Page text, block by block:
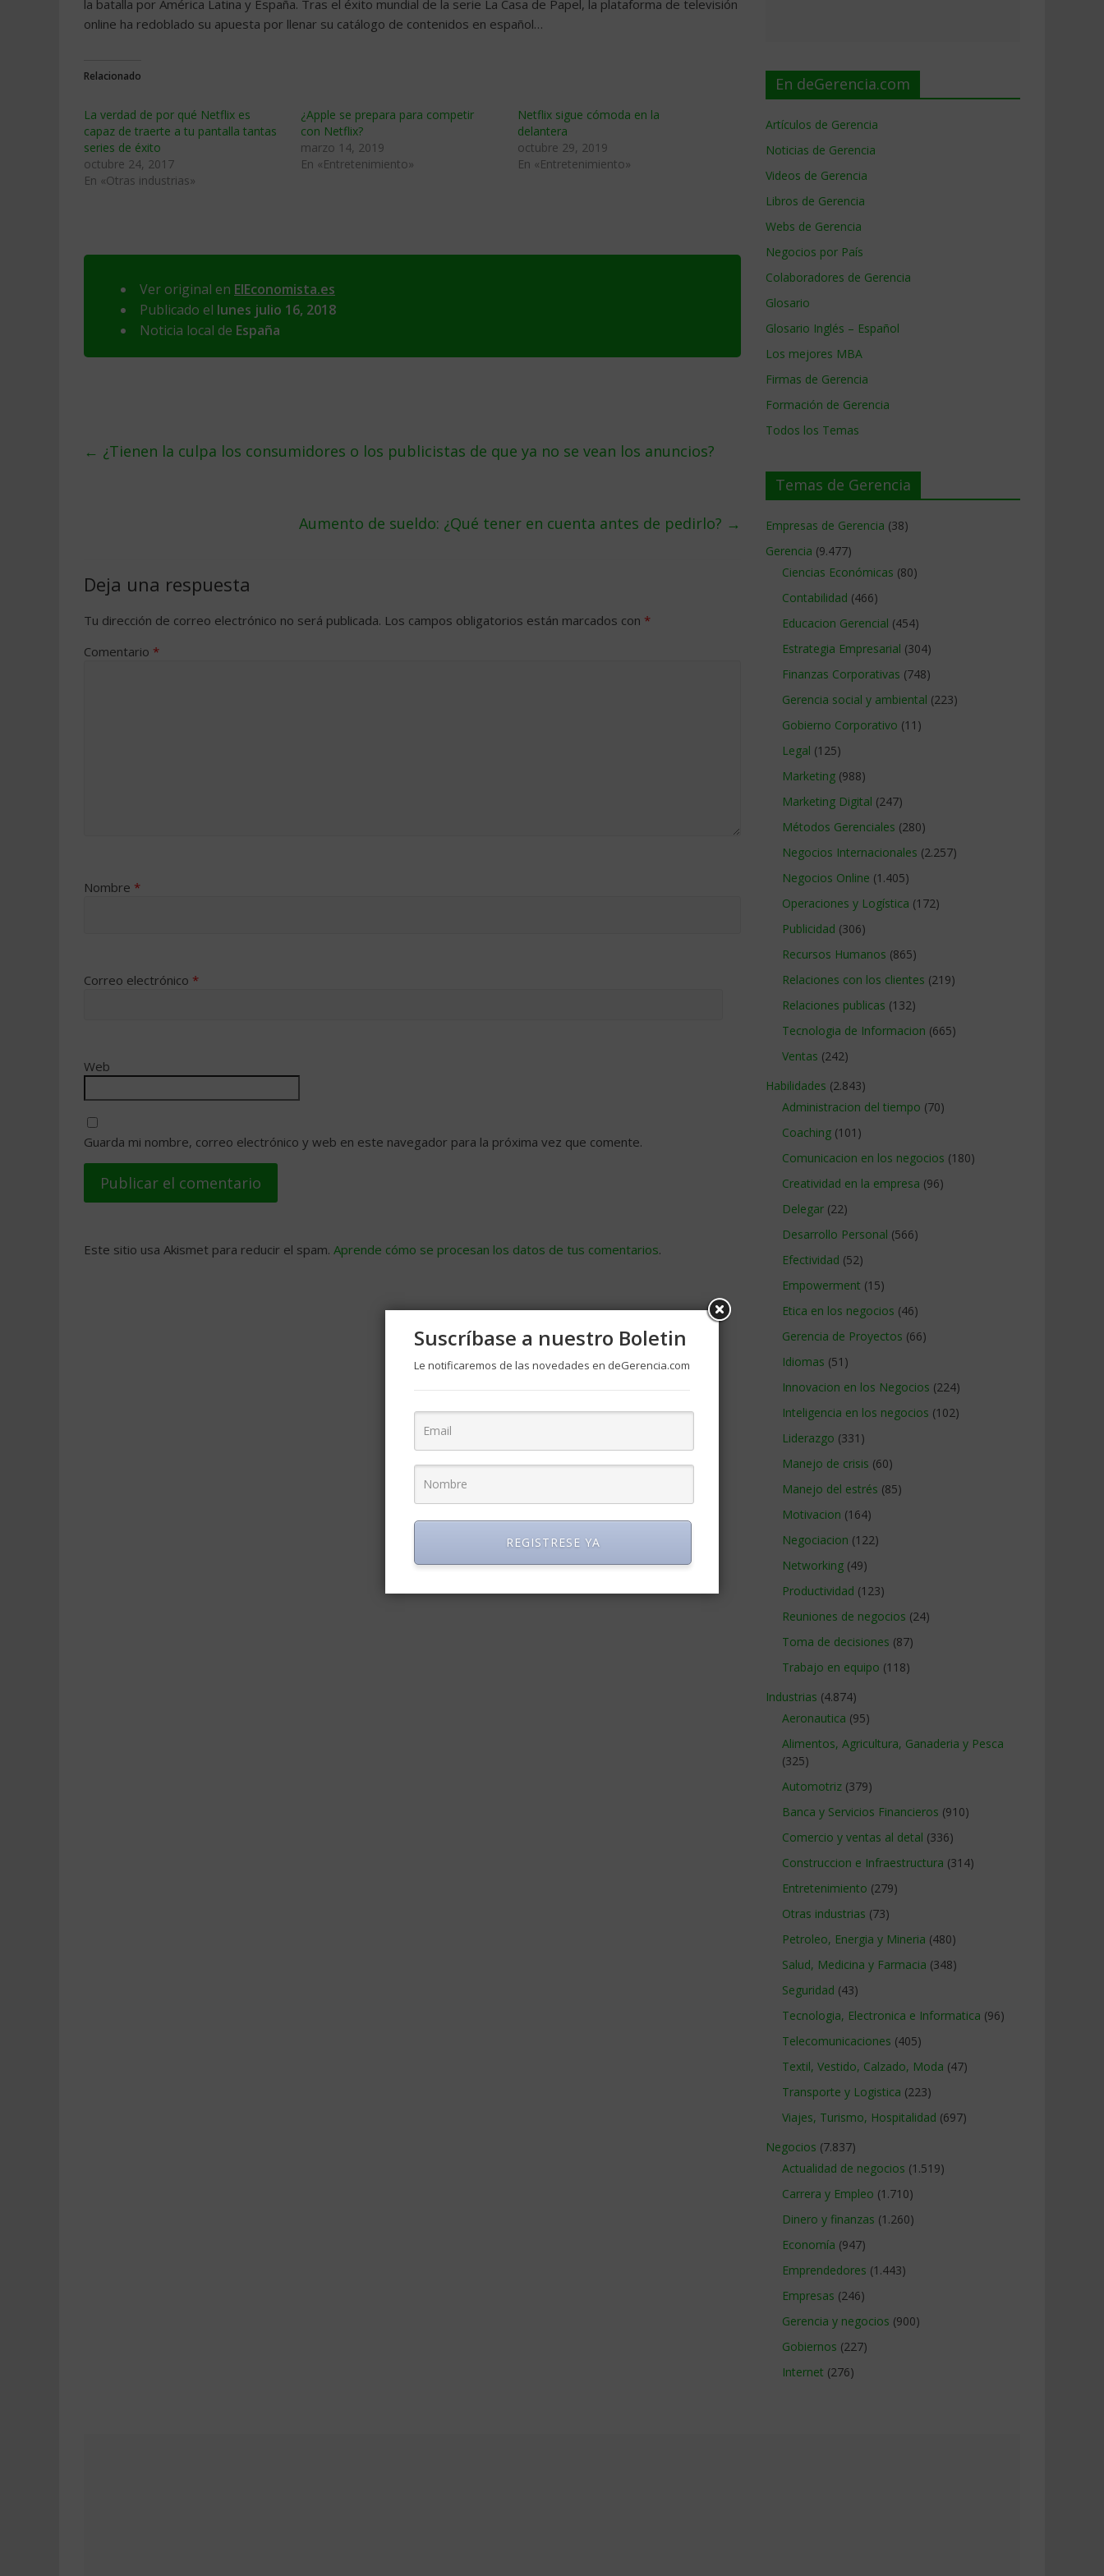
la batalla por América Latina y España. Tras el éxito mundial de la serie La Casa de Papel, la plataforma de televisión
online ha redoblado su apuesta por llenar su catálogo de contenidos en español…
Relacionado
La verdad de por qué Netflix es
capaz de traerte a tu pantalla tantas
series de éxito
octubre 24, 2017
En «Otras industrias»
¿Apple se prepara para competir
con Netflix?
marzo 14, 2019
En «Entretenimiento»
Netflix sigue cómoda en la
delantera
octubre 29, 2019
En «Entretenimiento»
Ver original en ElEconomista.es
Publicado el lunes julio 16, 2018
Noticia local de España
← ¿Tienen la culpa los consumidores o los publicistas de que ya no se vean los anuncios?
Aumento de sueldo: ¿Qué tener en cuenta antes de pedirlo? →
Deja una respuesta
Tu dirección de correo electrónico no será publicada. Los campos obligatorios están marcados con *
Comentario *
Nombre *
Correo electrónico *
Web
Guarda mi nombre, correo electrónico y web en este navegador para la próxima vez que comente.
Este sitio usa Akismet para reducir el spam. Aprende cómo se procesan los datos de tus comentarios.
En deGerencia.com
Artículos de Gerencia
Noticias de Gerencia
Videos de Gerencia
Libros de Gerencia
Webs de Gerencia
Negocios por País
Colaboradores de Gerencia
Glosario
Glosario Inglés – Español
Los mejores MBA
Firmas de Gerencia
Formación de Gerencia
Todos los Temas
Temas de Gerencia
Empresas de Gerencia (38)
Gerencia (9.477)
Ciencias Económicas (80)
Contabilidad (466)
Educacion Gerencial (454)
Estrategia Empresarial (304)
Finanzas Corporativas (748)
Gerencia social y ambiental (223)
Gobierno Corporativo (11)
Legal (125)
Marketing (988)
Marketing Digital (247)
Métodos Gerenciales (280)
Negocios Internacionales (2.257)
Negocios Online (1.405)
Operaciones y Logística (172)
Publicidad (306)
Recursos Humanos (865)
Relaciones con los clientes (219)
Relaciones publicas (132)
Tecnologia de Informacion (665)
Ventas (242)
Habilidades (2.843)
Administracion del tiempo (70)
Coaching (101)
Comunicacion en los negocios (180)
Creatividad en la empresa (96)
Delegar (22)
Desarrollo Personal (566)
Efectividad (52)
Empowerment (15)
Etica en los negocios (46)
Gerencia de Proyectos (66)
Idiomas (51)
Innovacion en los Negocios (224)
Inteligencia en los negocios (102)
Liderazgo (331)
Manejo de crisis (60)
Manejo del estrés (85)
Motivacion (164)
Negociacion (122)
Networking (49)
Productividad (123)
Reuniones de negocios (24)
Toma de decisiones (87)
Trabajo en equipo (118)
Industrias (4.874)
Aeronautica (95)
Alimentos, Agricultura, Ganaderia y Pesca
(325)
Automotriz (379)
Banca y Servicios Financieros (910)
Comercio y ventas al detal (336)
Construccion e Infraestructura (314)
Entretenimiento (279)
Otras industrias (73)
Petroleo, Energia y Mineria (480)
Salud, Medicina y Farmacia (348)
Seguridad (43)
Tecnologia, Electronica e Informatica (96)
Telecomunicaciones (405)
Textil, Vestido, Calzado, Moda (47)
Transporte y Logistica (223)
Viajes, Turismo, Hospitalidad (697)
Negocios (7.837)
Actualidad de negocios (1.519)
Carrera y Empleo (1.710)
Dinero y finanzas (1.260)
Economía (947)
Emprendedores (1.443)
Empresas (246)
Gerencia y negocios (900)
Gobiernos (227)
Internet (276)
Suscríbase a nuestro Boletin
Le notificaremos de las novedades en deGerencia.com
REGISTRESE YA